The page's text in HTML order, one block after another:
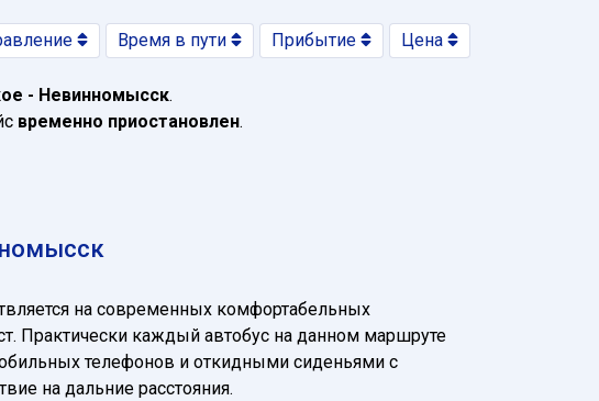
Время в пути Прибытие Цена
- Невинномысск.
временно приостановлен.
на современных комфортабельных
Практически каждый автобус на данном маршруте
телефонов и откидными сиденьями с
на дальние расстояния.